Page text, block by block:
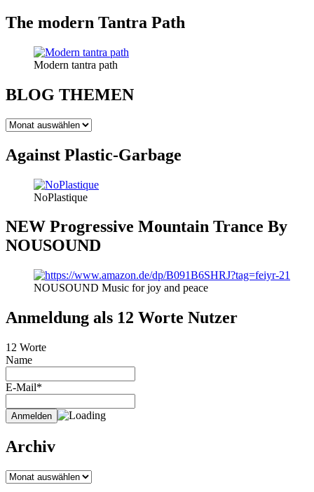
The modern Tantra Path
Modern tantra path
BLOG THEMEN
BLOG
Against Plastic-Garbage
NoPlastique
NEW Progressive Mountain Trance By
NOUSOUND
NOUSOUND Music for joy and peace
Anmeldung als 12 Worte Nutzer
12 Worte
Name
E-Mail*
Archiv
Archiv